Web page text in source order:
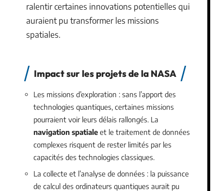
ralentir certaines innovations potentielles qui
auraient pu transformer les missions
spatiales.
Impact sur les projets de la NASA
Les missions d’exploration : sans l’apport des
technologies quantiques, certaines missions
pourraient voir leurs délais rallongés. La
navigation spatiale et le traitement de données
complexes risquent de rester limités par les
capacités des technologies classiques.
La collecte et l’analyse de données : la puissance
de calcul des ordinateurs quantiques aurait pu